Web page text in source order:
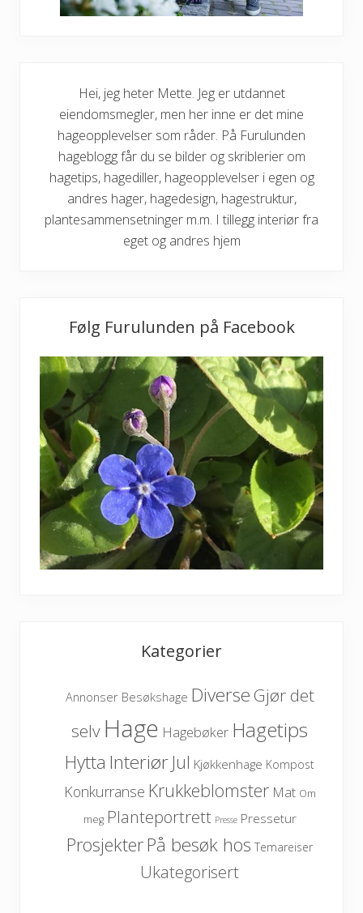
Hei, jeg heter Mette. Jeg er utdannet
eiendomsmegler, men her inne er det mine
hageopplevelser som råder. På Furulunden
hageblogg får du se bilder og skriblerier om
hagetips, hagediller, hageopplevelser i egen og
andres hager, hagedesign, hagestruktur,
plantesammensetninger m.m. I tillegg interiør fra
eget og andres hjem
Følg Furulunden på Facebook
Kategorier
Annonser Besøkshage Diverse Gjør det
selv Hage Hagebøker Hagetips
Hytta Interiør Jul Kjøkkenhage Kompost
Konkurranse Krukkeblomster Mat Om
meg Planteportrett Presse Pressetur
ProsjekterPå besøk hos Temareiser
Ukategorisert